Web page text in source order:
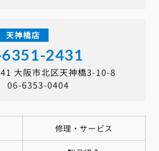
天神橋店
2431
大阪市北区天神橋3-10-8
06-6353-0404
修理・サービス